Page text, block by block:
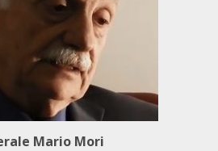
Mario Mori